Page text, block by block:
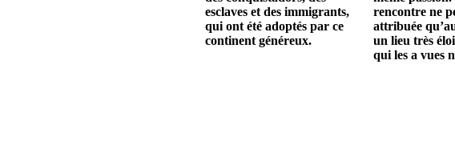
esclaves et des immigrants,
qui ont été adoptés par ce
continent généreux.
rencontre ne
attribuée
un lieu très
qui les a vues